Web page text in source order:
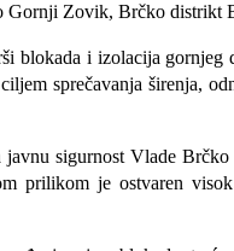
Gornji Zovik, Brčko distrikt
i izolacija gornjeg
sprečavanja širenja,
sigurnost Vlade
prilikom je ostvaren